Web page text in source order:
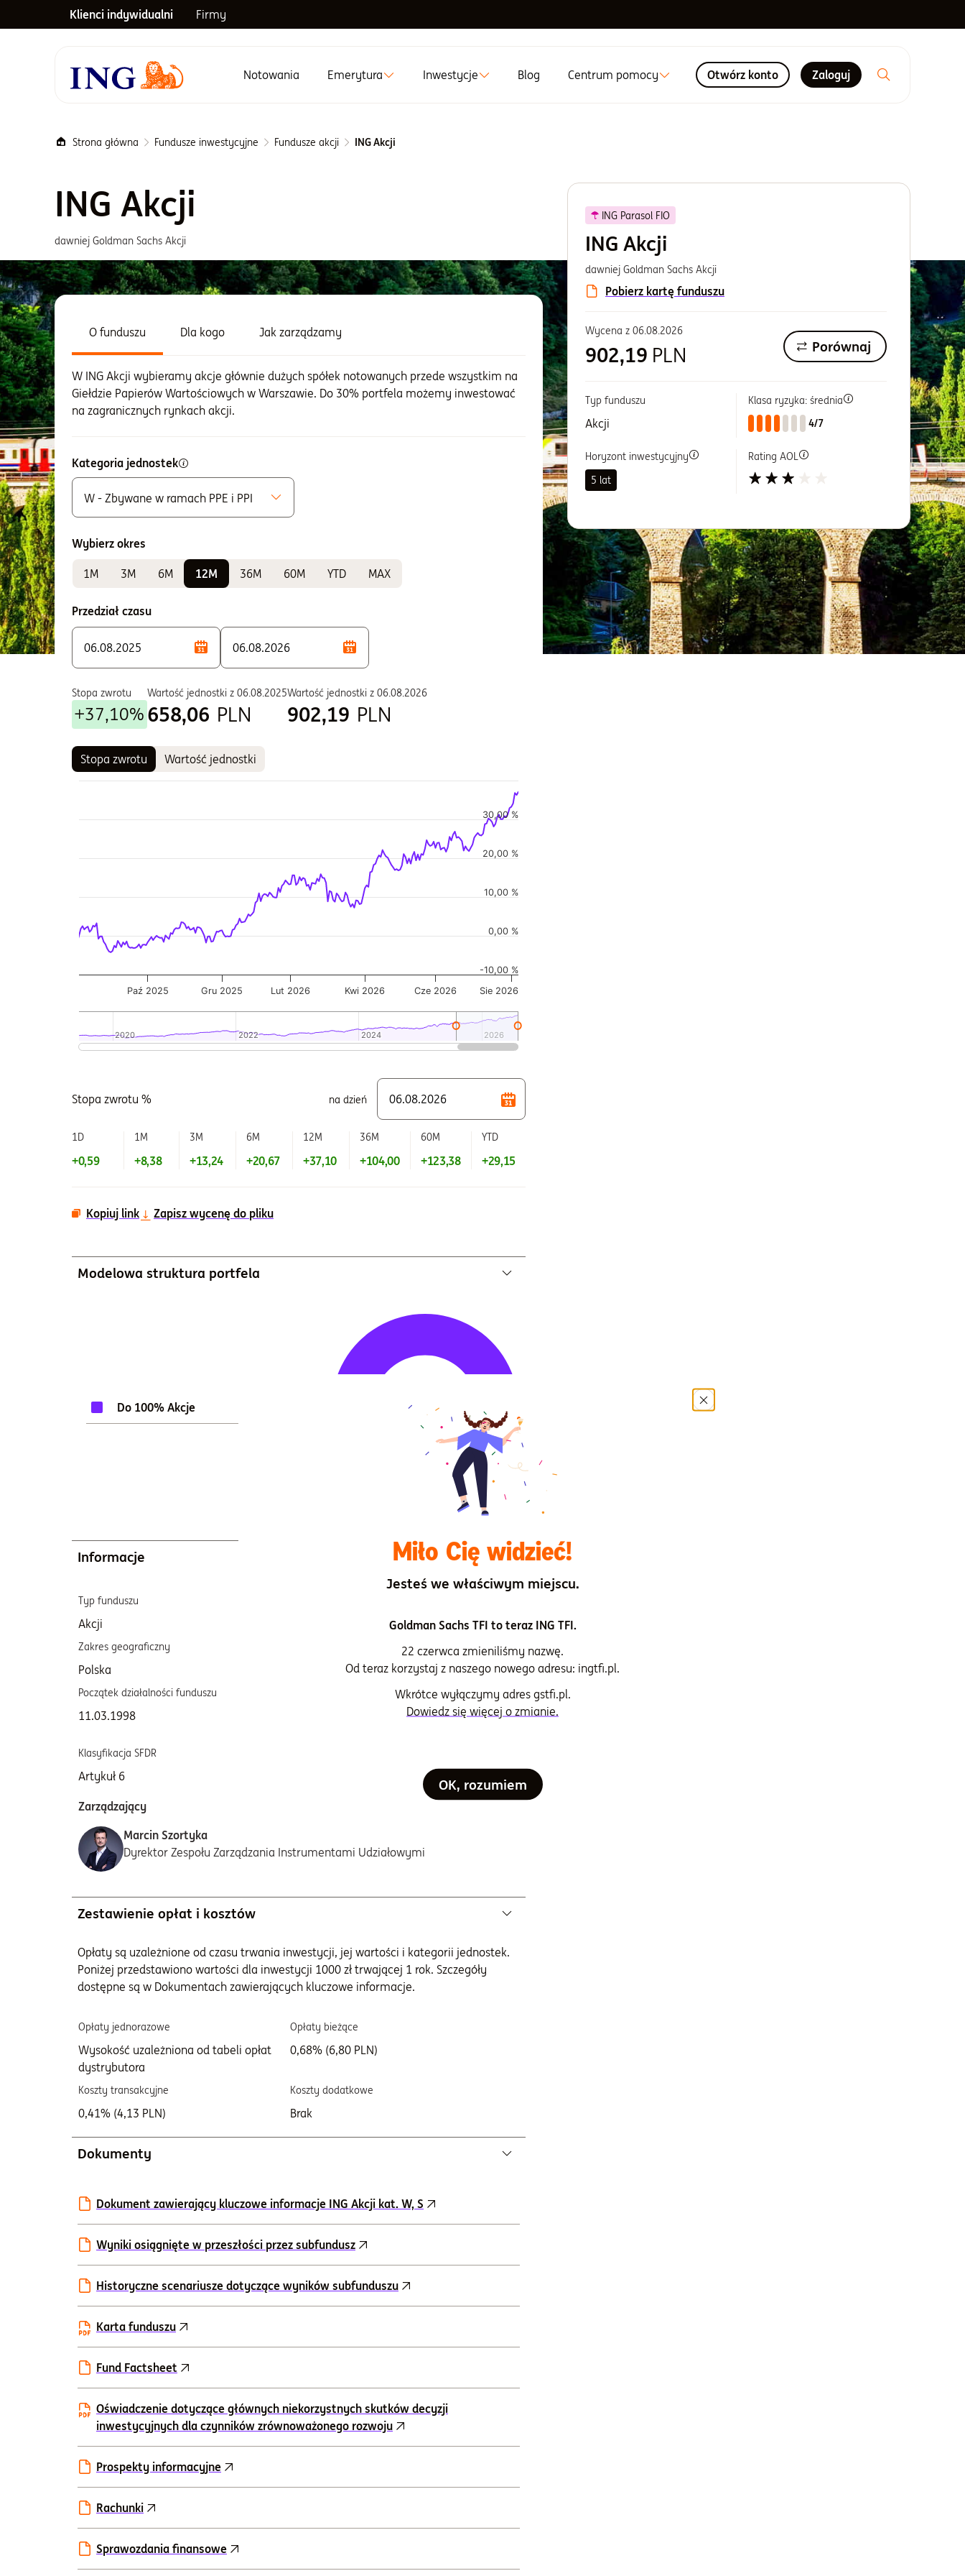
Klienci indywidualni Firmy
Menu główne
Notowania Emerytura Inwestycje Blog Centrum pomocy Otwórz konto Zaloguj
Strona główna Fundusze inwestycyjne Fundusze akcji ING Akcji
ING Akcji
dawniej Goldman Sachs Akcji
ING Parasol FIO
ING Akcji
dawniej Goldman Sachs Akcji
Pobierz kartę funduszu
Wycena z 06.08.2026
902,19 PLN Porównaj
Typ funduszu
Akcji
Klasa ryzyka: średnia
4/7
Horyzont inwestycyjny
5 lat
Rating AOL
O funduszu Dla kogo Jak zarządzamy
W ING Akcji wybieramy akcje głównie dużych spółek notowanych przede wszystkim na
Giełdzie Papierów Wartościowych w Warszawie. Do 30% portfela możemy inwestować
na zagranicznych rynkach akcji.
Kategoria jednostek
W - Zbywane w ramach PPE i PPI
K - Zbywane w ramach IKE i IKZE
Do sprawdzania wyników
I - Zbywane w ramach IKE
S - Zbywane w ramach PPE i PPI
T - Zbywane w ramach PPE i PPI
U - Dla klientów instytucjonalnych
Wybierz okres
1M 3M 6M 12M 36M 60M YTD MAX
Przedział czasu
Stopa zwrotu
+37,10%
Wartość jednostki z 06.08.2025
658,06 PLN
Wartość jednostki z 06.08.2026
902,19 PLN
Stopa zwrotu Wartość jednostki
Wykres ma 2 osi Y wyświetlające Wartość jednostki w czasie, i Wartość jednostki w czasie.
Paź 2025 Gru 2025 Lut 2026 Kwi 2026 Cze 2026 Sie 2026
2020
2020 2022
2022 2024
2024 2026
2026
0,00 %
-10,00 %
10,00 %
20,00 %
30,00 %
Stopa zwrotu % na dzień
1D 1M 3M 6M 12M 36M 60M YTD
+0,59 +8,38 +13,24 +20,67 +37,10 +104,00 +123,38 +29,15
Kopiuj link Zapisz wycenę do pliku
Modelowa struktura portfela
Do 100% Akcje
Informacje
Typ funduszu
Akcji
Zakres geograficzny
Polska
Początek działalności funduszu
11.03.1998
Opłata za zarządzanie i administrację (w skali
Klasyfikacja SFDR
Artykuł 6
Zarządzający
Marcin Szortyka
Dyrektor Zespołu Zarządzania Instrumentami Udziałowymi
Zestawienie opłat i kosztów
Opłaty są uzależnione od czasu trwania inwestycji, jej wartości i kategorii jednostek.
Poniżej przedstawiono wartości dla inwestycji 1000 zł trwającej 1 rok. Szczegóły
dostępne są w Dokumentach zawierających kluczowe informacje.
Opłaty jednorazowe
Wysokość uzależniona od tabeli opłat
dystrybutora
Opłaty bieżące
0,68% (6,80 PLN)
Koszty transakcyjne
0,41% (4,13 PLN)
Koszty dodatkowe
Brak
Dokumenty
Dokument zawierający kluczowe informacje ING Akcji kat. W, S
Wyniki osiągnięte w przeszłości przez subfundusz
Historyczne scenariusze dotyczące wyników subfunduszu
Karta funduszu
Fund Factsheet
Oświadczenie dotyczące głównych niekorzystnych skutków decyzji
inwestycyjnych dla czynników zrównoważonego rozwoju
Prospekty informacyjne
Rachunki
Sprawozdania finansowe
Miło Cię widzieć!
Jesteś we właściwym miejscu.
Goldman Sachs TFI to teraz ING TFI.
22 czerwca zmieniliśmy nazwę.
Od teraz korzystaj z naszego nowego adresu: ingtfi.pl.
Wkrótce wyłączymy adres gstfi.pl.
Dowiedz się więcej o zmianie.
OK, rozumiem